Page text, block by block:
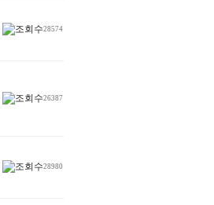
28574
26387
28980